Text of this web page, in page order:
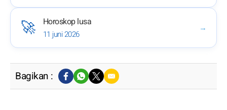
🚀 Horoskop lusa
11 juni 2026
→
Bagikan :